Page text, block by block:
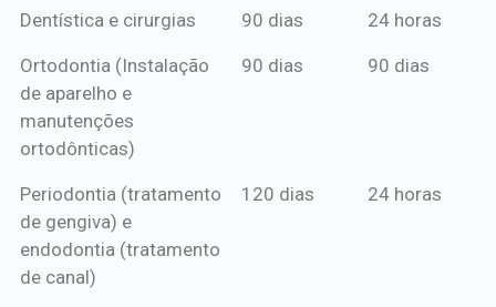
Dentística e cirurgias 90 dias 24 horas
Ortodontia (Instalação
de aparelho e
manutenções
ortodônticas)
90 dias 90 dias
Periodontia (tratamento
de gengiva) e
endodontia (tratamento
de canal)
120 dias 24 horas